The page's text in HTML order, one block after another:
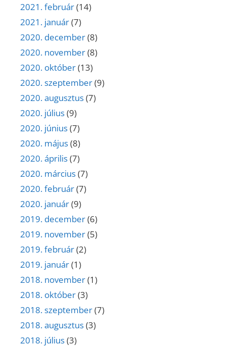
2021. február(14)
2021. január(7)
2020. december(8)
2020. november(8)
2020. október(13)
2020. szeptember(9)
2020. augusztus(7)
2020. július(9)
2020. június(7)
2020. május(8)
2020. április(7)
2020. március(7)
2020. február(7)
2020. január(9)
2019. december(6)
2019. november(5)
2019. február(2)
2019. január(1)
2018. november(1)
2018. október(3)
2018. szeptember(7)
2018. augusztus(3)
2018. július(3)